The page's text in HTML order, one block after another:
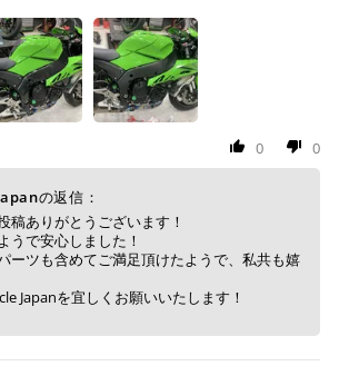
0 0
の返信：
稿ありがとうございます！
うで安心しました！
ーツも含めてご満足頂けたようで、私共も嬉
Japanを宜しくお願いいたします！